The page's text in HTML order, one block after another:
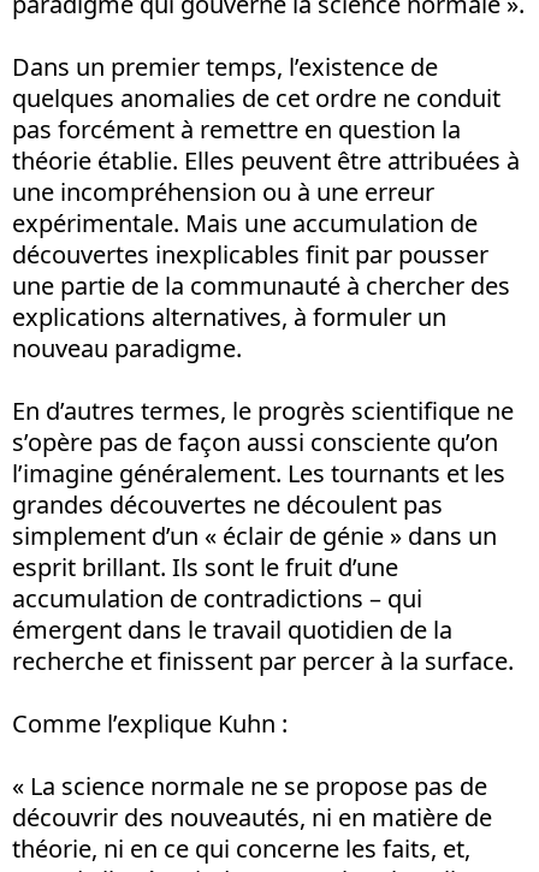
Dans un premier temps, l’existence de
quelques anomalies de cet ordre ne conduit
pas forcément à remettre en question la
théorie établie. Elles peuvent être attribuées à
une incompréhension ou à une erreur
expérimentale. Mais une accumulation de
découvertes inexplicables finit par pousser
une partie de la communauté à chercher des
explications alternatives, à formuler un
nouveau paradigme.
En d’autres termes, le progrès scientifique ne
s’opère pas de façon aussi consciente qu’on
l’imagine généralement. Les tournants et les
grandes découvertes ne découlent pas
simplement d’un « éclair de génie » dans un
esprit brillant. Ils sont le fruit d’une
accumulation de contradictions – qui
émergent dans le travail quotidien de la
recherche et finissent par percer à la surface.
Comme l’explique Kuhn :
« La science normale ne se propose pas de
découvrir des nouveautés, ni en matière de
théorie, ni en ce qui concerne les faits, et,